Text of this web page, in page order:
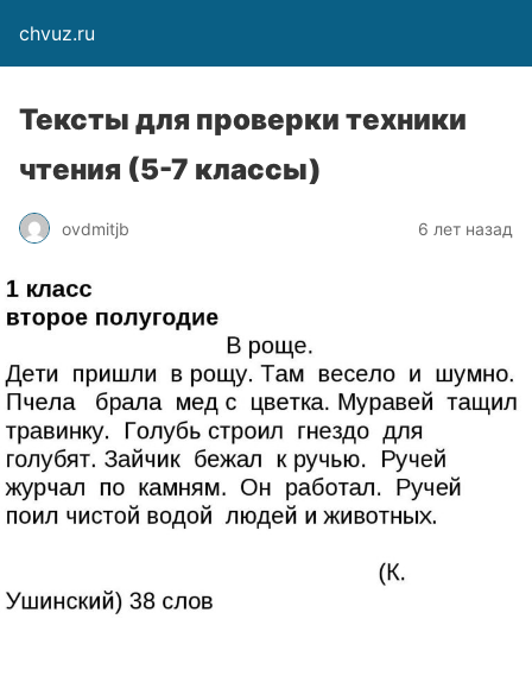
chvuz.ru
Тексты для проверки техники
чтения (5-7 классы)
ovdmitjb 6 лет назад